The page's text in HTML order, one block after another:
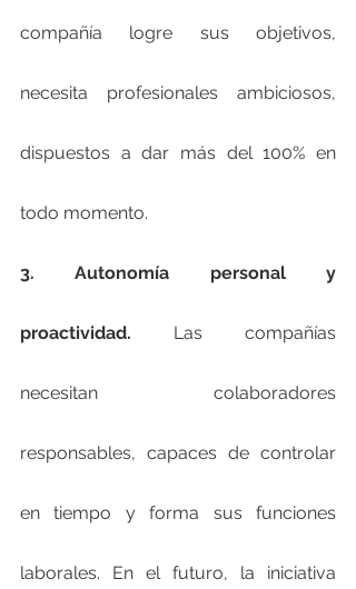
compañía logre sus objetivos,
necesita profesionales ambiciosos,
dispuestos a dar más del 100% en
todo momento.
3. Autonomía personal y
proactividad. Las compañías
necesitan colaboradores
responsables, capaces de controlar
en tiempo y forma sus funciones
laborales. En el futuro, la iniciativa